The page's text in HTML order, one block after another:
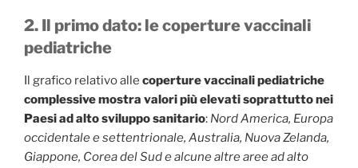
2. Il primo dato: le coperture vaccinali
pediatriche
Il grafico relativo alle coperture vaccinali pediatriche
complessivemostra valori più elevati soprattutto nei
Paesi ad alto sviluppo sanitario: Nord America, Europa
occidentale e settentrionale, Australia, Nuova Zelanda,
Giappone, Corea del Sud e alcune altre aree ad alto